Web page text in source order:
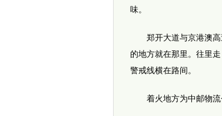
味。
郑开大道与京港澳高
的地方就在那里。往里
警戒线横在路间。
着火地方为中邮物流